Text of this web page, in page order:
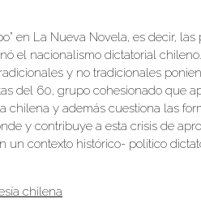
en La Nueva Novela, es decir,
nacionalismo dictatorial
y no tradicionales
del 60, grupo cohesionado que
y además cuestiona las
y contribuye a esta crisis de
contexto histórico- político
chilena